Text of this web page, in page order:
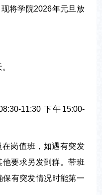
将学院2026年元旦放
11:30 下午15:00-
岗值班，如遇有突发
要求另发到群。带班
有突发情况时能第一